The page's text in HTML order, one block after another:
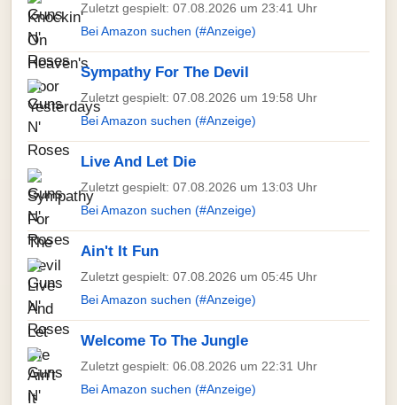
Zuletzt gespielt: 07.08.2026 um 23:41 Uhr
Bei Amazon suchen (#Anzeige)
Sympathy For The Devil
Zuletzt gespielt: 07.08.2026 um 19:58 Uhr
Bei Amazon suchen (#Anzeige)
Live And Let Die
Zuletzt gespielt: 07.08.2026 um 13:03 Uhr
Bei Amazon suchen (#Anzeige)
Ain't It Fun
Zuletzt gespielt: 07.08.2026 um 05:45 Uhr
Bei Amazon suchen (#Anzeige)
Welcome To The Jungle
Zuletzt gespielt: 06.08.2026 um 22:31 Uhr
Bei Amazon suchen (#Anzeige)